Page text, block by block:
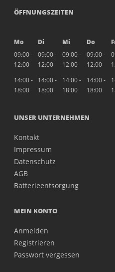
ÖFFNUNGSZEITEN
Mo Di Mi Do
09:00 -
12:00
09:00 -
12:00
09:00 -
12:00
09:00 -
12:00
14:00 -
18:00
14:00 -
18:00
14:00 -
18:00
14:00 -
18:00
UNSER UNTERNEHMEN
Kontakt
Impressum
Datenschutz
AGB
Batterieentsorgung
MEIN KONTO
Anmelden
Registrieren
Passwort vergessen